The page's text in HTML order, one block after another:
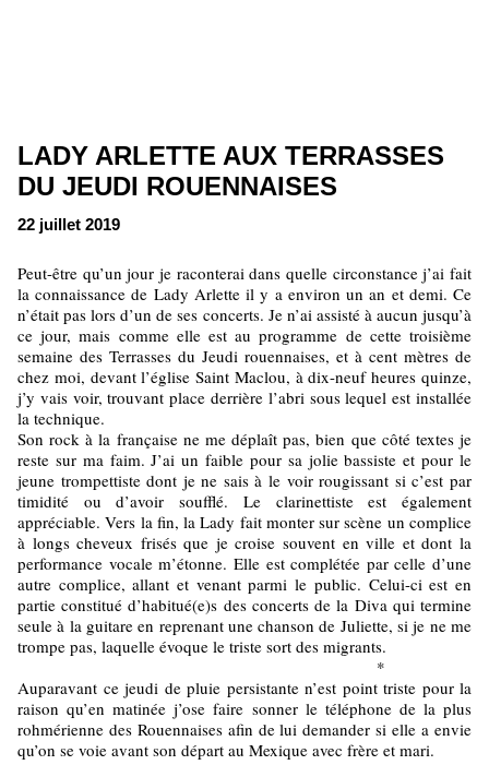
LADY ARLETTE AUX TERRASSES
DU JEUDI ROUENNAISES
22 juillet 2019
Peut-être qu’un jour je raconterai dans quelle circonstance j’ai fait
la connaissance de Lady Arlette il y a environ un an et demi. Ce
n’était pas lors d’un de ses concerts. Je n’ai assisté à aucun jusqu’à
ce jour, mais comme elle est au programme de cette troisième
semaine des Terrasses du Jeudi rouennaises, et à cent mètres de
chez moi, devant l’église Saint Maclou, à dix-neuf heures quinze,
j’y vais voir, trouvant place derrière l’abri sous lequel est installée
la technique.
Son rock à la française ne me déplaît pas, bien que côté textes je
reste sur ma faim. J’ai un faible pour sa jolie bassiste et pour le
jeune trompettiste dont je ne sais à le voir rougissant si c’est par
timidité ou d’avoir soufflé. Le clarinettiste est également
appréciable. Vers la fin, la Lady fait monter sur scène un complice
à longs cheveux frisés que je croise souvent en ville et dont la
performance vocale m’étonne. Elle est complétée par celle d’une
autre complice, allant et venant parmi le public. Celui-ci est en
partie constitué d’habitué(e)s des concerts de la Diva qui termine
seule à la guitare en reprenant une chanson de Juliette, si je ne me
trompe pas, laquelle évoque le triste sort des migrants.
*
Auparavant ce jeudi de pluie persistante n’est point triste pour la
raison qu’en matinée j’ose faire sonner le téléphone de la plus
rohmérienne des Rouennaises afin de lui demander si elle a envie
qu’on se voie avant son départ au Mexique avec frère et mari.